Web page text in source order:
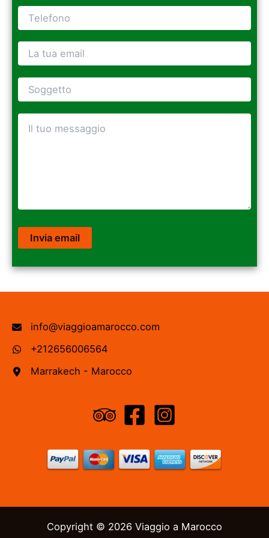
info@viaggioamarocco.com
+212656006564
Marrakech - Marocco
Copyright © 2026 Viaggio a Marocco